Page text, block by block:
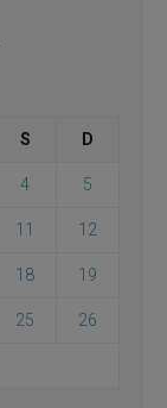
S D
4 5
11 12
18 19
25 26